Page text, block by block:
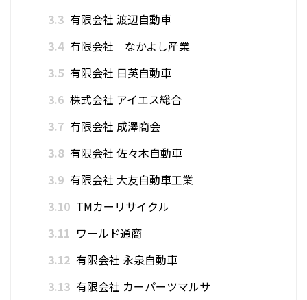
3.3 有限会社 渡辺自動車
3.4 有限会社 なかよし産業
3.5 有限会社 日英自動車
3.6 株式会社 アイエス総合
3.7 有限会社 成澤商会
3.8 有限会社 佐々木自動車
3.9 有限会社 大友自動車工業
3.10 TMカーリサイクル
3.11 ワールド通商
3.12 有限会社 永泉自動車
3.13 有限会社 カーパーツマルサ